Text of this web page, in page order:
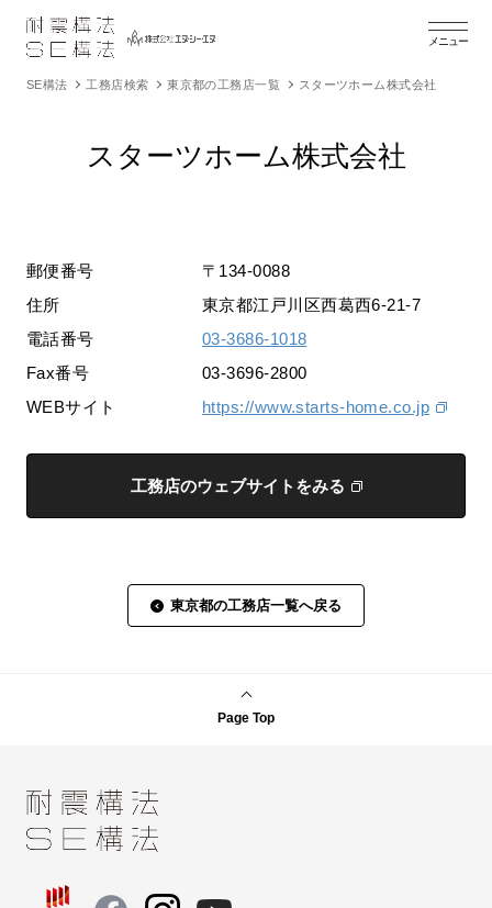
メニュー
SE構法 工務店検索 東京都の工務店一覧 スターツホーム株式会社
スターツホーム株式会社
郵便番号
〒134-0088
住所
東京都江戸川区西葛西6-21-7
電話番号
03-3686-1018
Fax番号
03-3696-2800
WEBサイト
https://www.starts-home.co.jp
工務店のウェブサイトをみる
東京都の工務店一覧へ戻る
Page Top